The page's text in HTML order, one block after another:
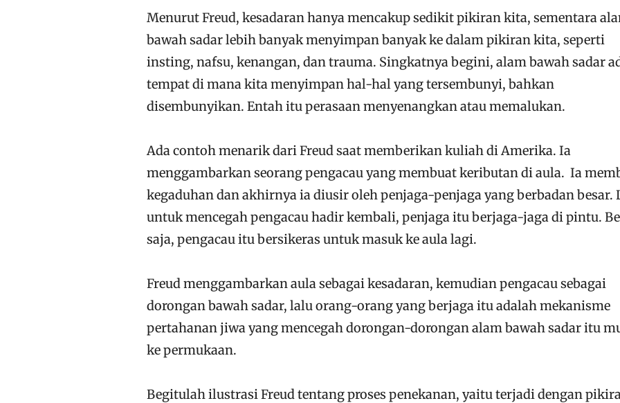
Menurut Freud, kesadaran hanya mencakup sedikit pikiran kita, sementara
bawah sadar lebih banyak menyimpan banyak ke dalam pikiran kita, seperti
insting, nafsu, kenangan, dan trauma. Singkatnya begini, alam bawah sadar
tempat di mana kita menyimpan hal-hal yang tersembunyi, bahkan
disembunyikan. Entah itu perasaan menyenangkan atau memalukan.
Ada contoh menarik dari Freud saat memberikan kuliah di Amerika. Ia
menggambarkan seorang pengacau yang membuat keributan di aula. Ia
kegaduhan dan akhirnya ia diusir oleh penjaga-penjaga yang berbadan besar.
untuk mencegah pengacau hadir kembali, penjaga itu berjaga-jaga di pintu.
saja, pengacau itu bersikeras untuk masuk ke aula lagi.
Freud menggambarkan aula sebagai kesadaran, kemudian pengacau sebagai
dorongan bawah sadar, lalu orang-orang yang berjaga itu adalah mekanisme
pertahanan jiwa yang mencegah dorongan-dorongan alam bawah sadar itu
ke permukaan.
Begitulah ilustrasi Freud tentang proses penekanan, yaitu terjadi dengan